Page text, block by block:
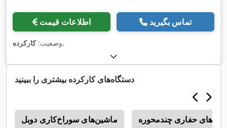
اطلاعات قیمت تماس بگیرید
وضعیت:کارکرده ,
دستگاه‌های کارکرده بیشتری را ببینید
ماشین‌های سوراخ‌کاری دوبل حفاری چندمحوره